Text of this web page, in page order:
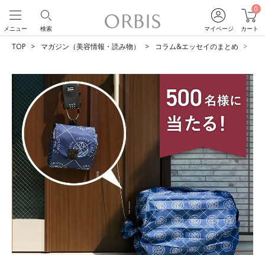
マイページ
0
カート
検索
メニュー
TOP マガジン（美容情報・読み物） コラム&エッセイのまとめ